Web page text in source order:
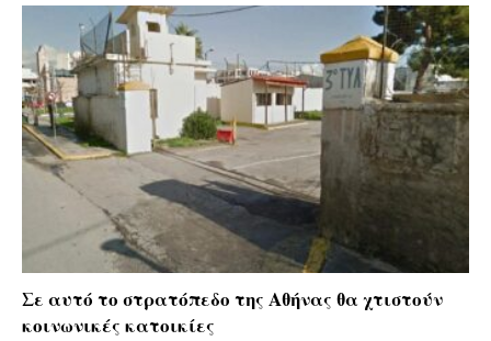
Σε αυτό το στρατόπεδο της Αθήνας θα χτιστούν
κοινωνικές κατοικίες